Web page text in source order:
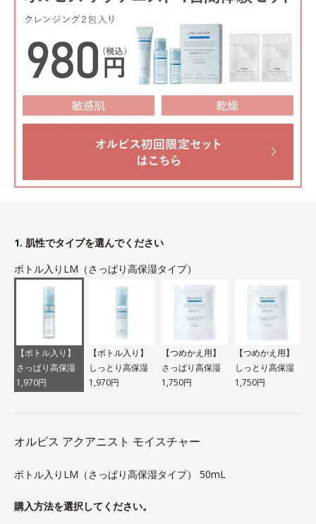
1. 肌性でタイプを選んでください
ボトル入りLM（さっぱり高保湿タイプ）
【ボトル入り】
さっぱり高保湿
1,970円
【ボトル入り】
しっとり高保湿
1,970円
【つめかえ用】
さっぱり高保湿
1,750円
【つめかえ用】
しっとり高保湿
1,750円
オルビス アクアニスト モイスチャー
ボトル入りLM（さっぱり高保湿タイプ） 50mL
購入方法を選択してください。